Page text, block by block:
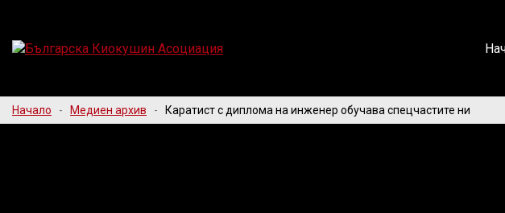
Начало - Медиен архив - Каратист с диплома на инженер обучава спецчастите ни